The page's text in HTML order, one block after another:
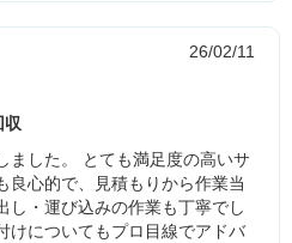
26/02/11
収
ました。 とても満足度の高いサ
良心的で、見積もりから作業当
し・運び込みの作業も丁寧でし
けについてもプロ目線でアドバ